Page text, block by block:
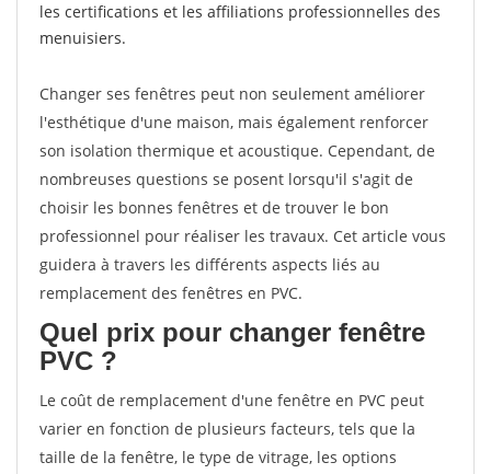
les certifications et les affiliations professionnelles des
menuisiers.
Changer ses fenêtres peut non seulement améliorer
l'esthétique d'une maison, mais également renforcer
son isolation thermique et acoustique. Cependant, de
nombreuses questions se posent lorsqu'il s'agit de
choisir les bonnes fenêtres et de trouver le bon
professionnel pour réaliser les travaux. Cet article vous
guidera à travers les différents aspects liés au
remplacement des fenêtres en PVC.
Quel prix pour changer fenêtre
PVC ?
Le coût de remplacement d'une fenêtre en PVC peut
varier en fonction de plusieurs facteurs, tels que la
taille de la fenêtre, le type de vitrage, les options